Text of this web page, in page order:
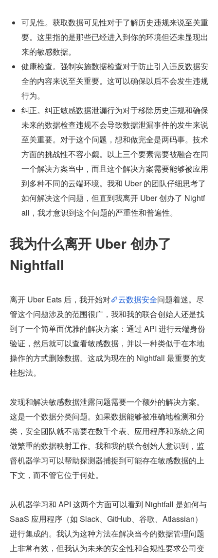
可见性。获取数据可见性对于了解历史违规来说至关重
要。这里指的是那些已经进入到你的环境但还未显现出
来的敏感数据。
健康检查。强制实施数据检查对于防止引入违反数据安
全的内容来说至关重要。这可以确保以后不会发生违规
行为。
纠正。纠正敏感数据泄漏行为对于移除历史违规和确保
未来的数据检查违规不会导致数据泄漏事件的发生来说
至关重要。对于这个问题，想和做完全是两码事。技术
方面的挑战性不容小觑。以上三个要素需要被融合在同
一个解决方案当中，而且这个解决方案需要能够被应用
到多种不同的云端环境。我和 Uber 的团队仔细思考了
如何解决这个问题，但直到我离开 Uber 创办了 Nightf
all，我才意识到这个问题的严重性和普遍性。
我为什么离开 Uber 创办了
Nightfall
离开 Uber Eats 后，我开始对 云数据安全问题着迷。尽
管这个问题涉及的范围很广，我和我的联合创始人还是找
到了一个简单而优雅的解决方案：通过 API 进行云端身份
验证，然后就可以查看敏感数据，并以一种类似于在本地
操作的方式删除数据。这成为现在的 Nightfall 最重要的支
柱想法。
发现和解决敏感数据泄露问题需要一个额外的解决方案。
这是一个数据分类问题。如果数据能够被准确地检测和分
类，安全团队就不需要在数千个表、应用程序和系统之间
做繁重的数据映射工作。我和我的联合创始人意识到，监
督机器学习可以帮助探测器捕捉到可能存在敏感数据的上
下文，而不管它位于何处。
从机器学习和 API 这两个方面可以看到 Nightfall 是如何与
SaaS 应用程序（如 Slack、GitHub、谷歌、Atlassian）
进行集成的。我认为这种方法在解决当今的数据管理问题
上非常有效，但我认为未来的安全性和合规性要求公司变